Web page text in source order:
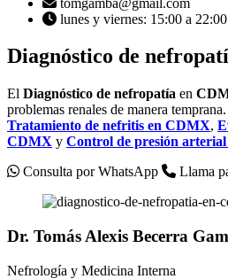
lunes y viernes: 15:00 a
Diagnóstico de
El Diagnóstico de nefropatía en
problemas renales de manera
Tratamiento de nefritis en CDMX,
CDMX y Control de presión arterial
Consulta por WhatsApp
Llama
Dr. Tomás Alexis Becerra
Nefrología y Medicina Interna